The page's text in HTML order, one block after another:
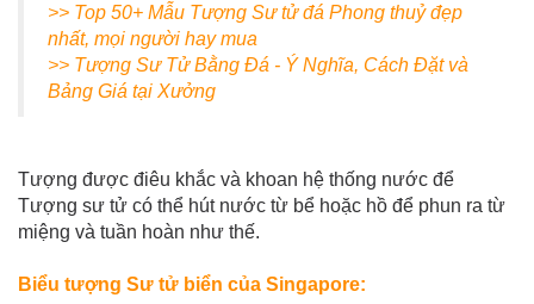
>> Top 50+ Mẫu Tượng Sư tử đá Phong thuỷ đẹp
nhất, mọi người hay mua
>> Tượng Sư Tử Bằng Đá - Ý Nghĩa, Cách Đặt và
Bảng Giá tại Xưởng
Tượng được điêu khắc và khoan hệ thống nước để
Tượng sư tử có thể hút nước từ bể hoặc hồ để phun ra từ
miệng và tuần hoàn như thế.
Biểu tượng Sư tử biển của Singapore: